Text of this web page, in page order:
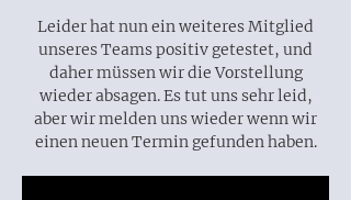
Leider hat nun ein weiteres Mitglied
unseres Teams positiv getestet, und
daher müssen wir die Vorstellung
wieder absagen. Es tut uns sehr leid,
aber wir melden uns wieder wenn wir
einen neuen Termin gefunden haben.